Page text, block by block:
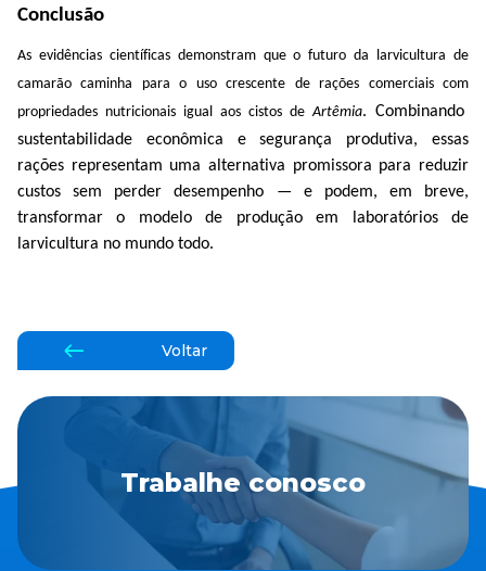
Conclusão
As evidências científicas demonstram que o futuro da larvicultura de
camarão caminha para o uso crescente de rações comerciais com
propriedades nutricionais igual aos cistos deArtêmia. Combinando
sustentabilidade econômica e segurança produtiva, essas
rações representam uma alternativa promissora para reduzir
custos sem perder desempenho — e podem, em breve,
transformar o modelo de produção em laboratórios de
larvicultura no mundo todo.
Voltar
Trabalhe conosco